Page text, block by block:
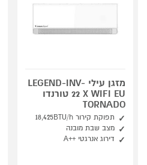
מזגן עילי LEGEND-INV-
22 X WIFI EU טורנדו
TORNADO
תפוקת קירור 18,425BTU/h
מצב שבת מובנה
דירוג אנרגטי ++A